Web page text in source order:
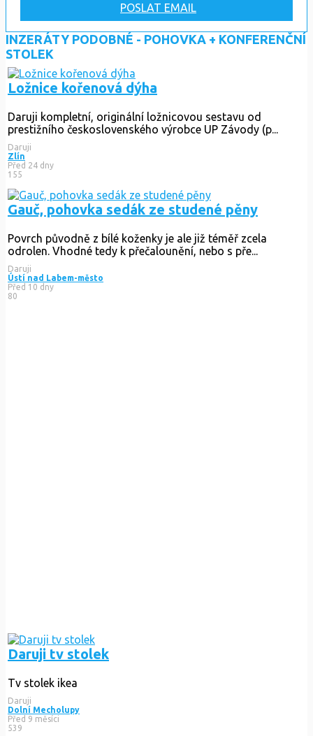
POSLAT EMAIL
INZERÁTY PODOBNÉ - POHOVKA + KONFERENČNÍ
STOLEK
Ložnice kořenová dýha
Daruji kompletní, originální ložnicovou sestavu od
prestižního československého výrobce UP Závody (p...
Daruji
Zlín
Před 24 dny
155
Gauč, pohovka sedák ze studené pěny
Povrch původně z bílé koženky je ale již téměř zcela
odrolen. Vhodné tedy k přečalounění, nebo s pře...
Daruji
Ústí nad Labem-město
Před 10 dny
80
Daruji tv stolek
Tv stolek ikea
Daruji
Dolní Mecholupy
Před 9 měsíci
539